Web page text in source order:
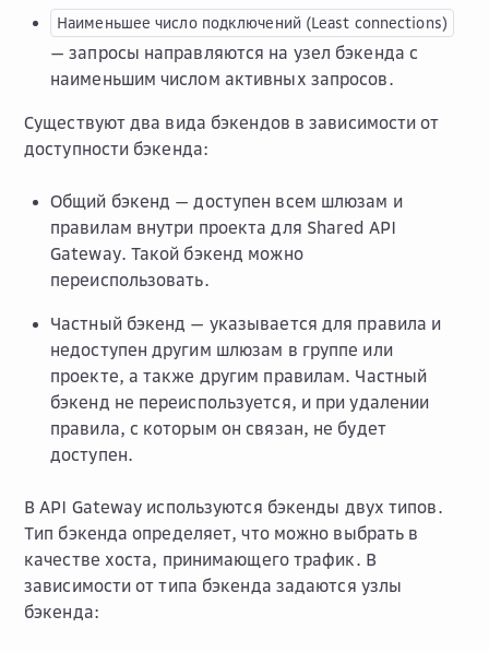
Наименьшее число подключений (Least connections)
— запросы направляются на узел бэкенда с
наименьшим числом активных запросов.
Существуют два вида бэкендов в зависимости от
доступности бэкенда:
Общий бэкенд — доступен всем шлюзам и
правилам внутри проекта для Shared API
Gateway. Такой бэкенд можно
переиспользовать.
Частный бэкенд — указывается для правила и
недоступен другим шлюзам в группе или
проекте, а также другим правилам. Частный
бэкенд не переиспользуется, и при удалении
правила, с которым он связан, не будет
доступен.
В API Gateway используются бэкенды двух типов.
Тип бэкенда определяет, что можно выбрать в
качестве хоста, принимающего трафик. В
зависимости от типа бэкенда задаются узлы
бэкенда: